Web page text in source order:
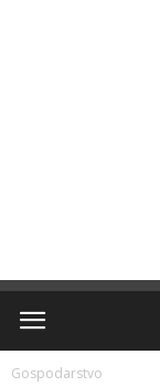
Gospodarstvo